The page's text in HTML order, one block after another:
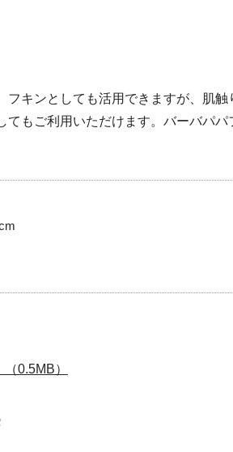
フキンとしても活用できますが、肌
てもご利用いただけます。バーバパ
0.5MB）